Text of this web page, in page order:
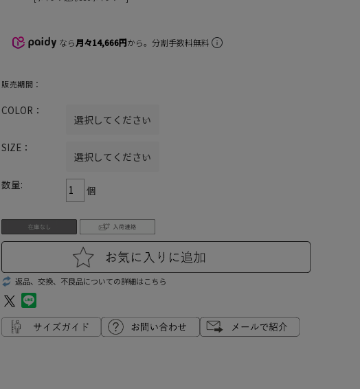
なら月々14,666円から。分割手数料無料
販売期間：
COLOR：
SIZE：
数量: 個
返品、交換、不良品についての詳細はこちら